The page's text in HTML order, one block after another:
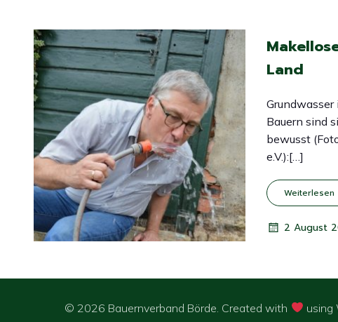
Land
Bauern sind
bewusst
e.V.):[…]
Weiterlesen
2 August
© 2026 Bauernverband Börde. Created with using